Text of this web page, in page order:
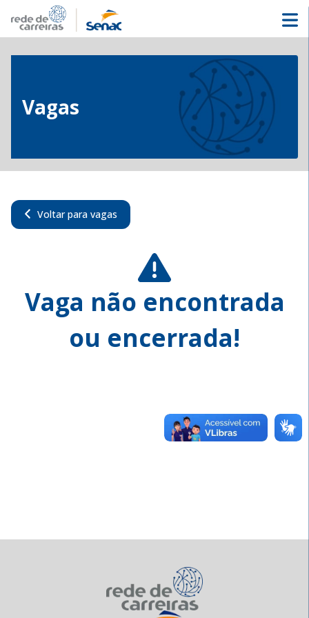
Vagas
Voltar para vagas
Vaga não encontrada
ou encerrada!